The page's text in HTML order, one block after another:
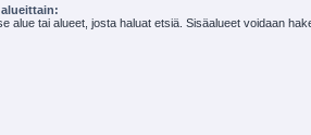
alueittain:
alue tai alueet, josta haluat etsiä. Sisäalueet voidaan